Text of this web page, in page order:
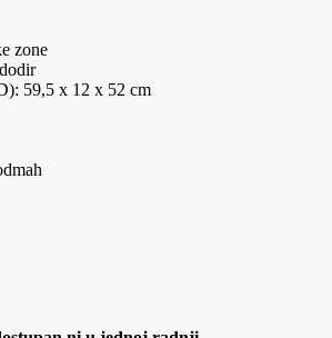
zone
59,5 x 12 x 52 cm